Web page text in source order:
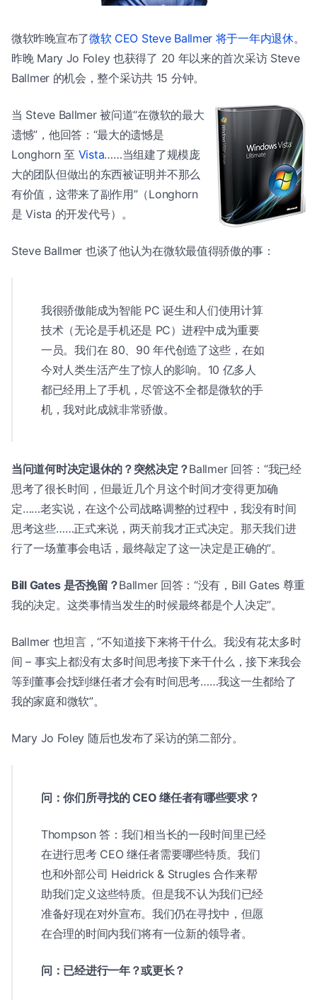
微软昨晚宣布了微软 CEO Steve Ballmer 将于一年内退休。
昨晚 Mary Jo Foley 也获得了 20 年以来的首次采访 Steve
Ballmer 的机会，整个采访共 15 分钟。
当 Steve Ballmer 被问道“在微软的最大
遗憾”，他回答：“最大的遗憾是
Longhorn 至 Vista……当组建了规模庞
大的团队但做出的东西被证明并不那么
有价值，这带来了副作用”（Longhorn
是 Vista 的开发代号）。
Steve Ballmer 也谈了他认为在微软最值得骄傲的事：
我很骄傲能成为智能 PC 诞生和人们使用计算
技术（无论是手机还是 PC）进程中成为重要
一员。我们在 80、90 年代创造了这些，在如
今对人类生活产生了惊人的影响。10 亿多人
都已经用上了手机，尽管这不全都是微软的手
机，我对此成就非常骄傲。
当问道何时决定退休的？突然决定？Ballmer 回答：“我已经
思考了很长时间，但最近几个月这个时间才变得更加确
定……老实说，在这个公司战略调整的过程中，我没有时间
思考这些……正式来说，两天前我才正式决定。那天我们进
行了一场董事会电话，最终敲定了这一决定是正确的”。
Bill Gates 是否挽留？Ballmer 回答：“没有，Bill Gates 尊重
我的决定。这类事情当发生的时候最终都是个人决定”。
Ballmer 也坦言，“不知道接下来将干什么。我没有花太多时
间 – 事实上都没有太多时间思考接下来干什么，接下来我会
等到董事会找到继任者才会有时间思考……我这一生都给了
我的家庭和微软”。
Mary Jo Foley 随后也发布了采访的第二部分。
问：你们所寻找的 CEO 继任者有哪些要求？
Thompson 答：我们相当长的一段时间里已经
在进行思考 CEO 继任者需要哪些特质。我们
也和外部公司 Heidrick & Strugles 合作来帮
助我们定义这些特质。但是我不认为我们已经
准备好现在对外宣布。我们仍在寻找中，但愿
在合理的时间内我们将有一位新的领导者。
问：已经进行一年？或更长？